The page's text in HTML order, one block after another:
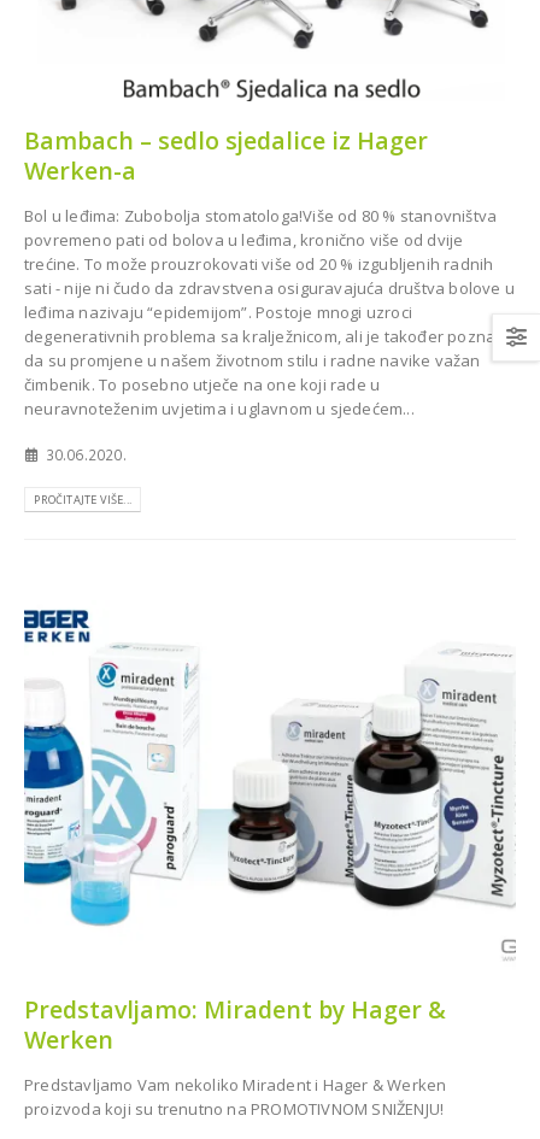
Bambach – sedlo sjedalice iz Hager
Werken-a
Bol u leđima: Zubobolja stomatologa!Više od 80 % stanovništva
povremeno pati od bolova u leđima, kronično više od dvije
trećine. To može prouzrokovati više od 20 % izgubljenih radnih
sati - nije ni čudo da zdravstvena osiguravajuća društva bolove u
leđima nazivaju “epidemijom”. Postoje mnogi uzroci
degenerativnih problema sa kralježnicom, ali je također poznato
da su promjene u našem životnom stilu i radne navike važan
čimbenik. To posebno utječe na one koji rade u
neuravnoteženim uvjetima i uglavnom u sjedećem...
30.06.2020.
PROČITAJTE VIŠE...
Predstavljamo: Miradent by Hager &
Werken
Predstavljamo Vam nekoliko Miradent i Hager & Werken
proizvoda koji su trenutno na PROMOTIVNOM SNIŽENJU!
oprema za
Livnu
CareStream
Dr. Munira
Diplomat Dental MODEL
BIJELJINA